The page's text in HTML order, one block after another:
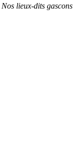
Nos lieux-dits gascons